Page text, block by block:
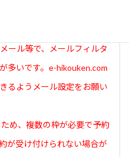
ール等で、メールフィルタ
多いです。e-hikouken.com
るようメール設定をお願い
め、複数の枠が必要で予約
が受け付けられない場合が